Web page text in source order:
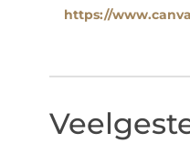
https://